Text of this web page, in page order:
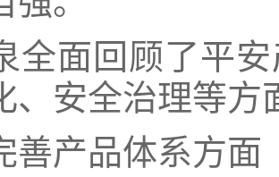
面回顾了平安
、安全治理等方
产品体系方面